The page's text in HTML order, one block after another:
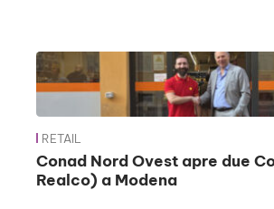
RETAIL
Conad Nord Ovest apre due
Realco) a Modena